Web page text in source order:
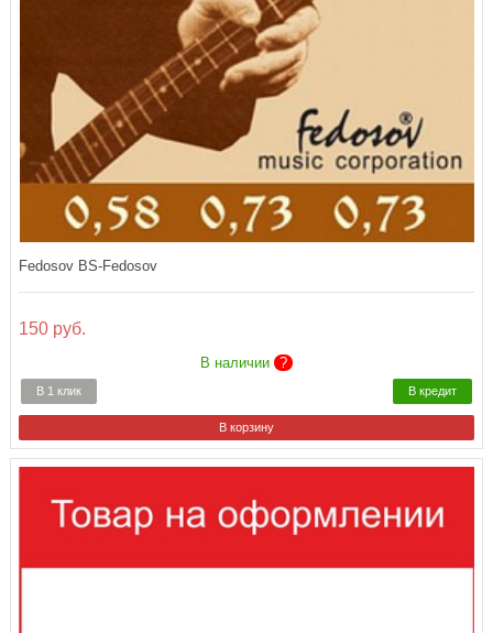
Fedosov BS-Fedosov
150 руб.
В наличии ?
В 1 клик В кредит